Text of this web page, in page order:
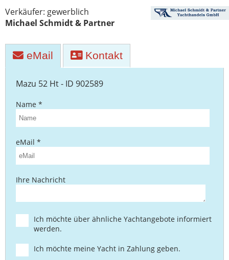
Verkäufer: gewerblich
Michael Schmidt & Partner
eMail Kontakt
Mazu 52 Ht - ID 902589
Name *
eMail *
Ihre Nachricht
Ich möchte über ähnliche Yachtangebote informiert
werden.
Ich möchte meine Yacht in Zahlung geben.